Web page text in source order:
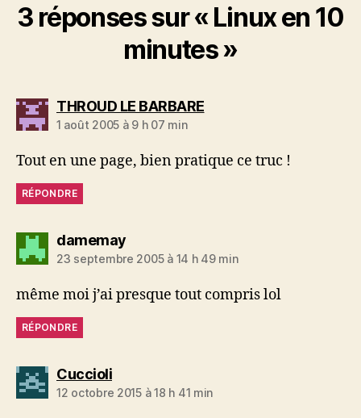
3 réponses sur « Linux en 10
minutes »
THROUD LE BARBAREdit :
1 août 2005 à 9 h 07 min
Tout en une page, bien pratique ce truc !
RÉPONDRE
damemaydit :
23 septembre 2005 à 14 h 49 min
même moi j’ai presque tout compris lol
RÉPONDRE
Cucciolidit :
12 octobre 2015 à 18 h 41 min